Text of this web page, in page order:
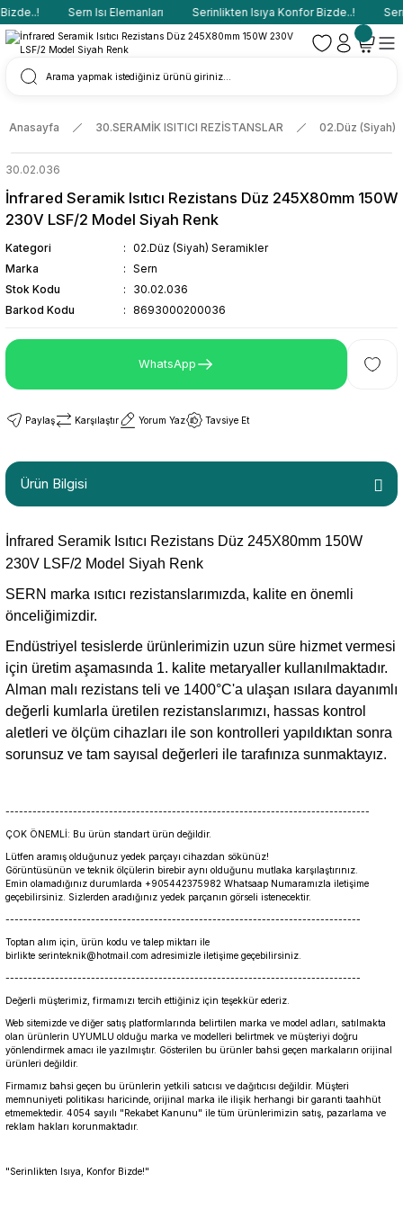
Sern Isı Elemanları Serinlikten Isıya Konfor Bizde..!
Anasayfa 30.SERAMİK ISITICI REZİSTANSLAR 02.Düz (Siyah)
30.02.036
İnfrared Seramik Isıtıcı Rezistans Düz 245X80mm 150W
230V LSF/2 Model Siyah Renk
Kategori
02.Düz (Siyah) Seramikler
Marka
Sern
Stok Kodu
30.02.036
Barkod Kodu
8693000200036
WhatsApp
Paylaş Karşılaştır Yorum Yaz Tavsiye Et
Ürün Bilgisi
İnfrared Seramik Isıtıcı Rezistans Düz 245X80mm 150W
230V LSF/2 Model Siyah Renk
SERN marka ısıtıcı rezistanslarımızda, kalite en önemli
önceliğimizdir.
Endüstriyel tesislerde ürünlerimizin uzun süre hizmet vermesi
için üretim aşamasında 1. kalite metaryaller kullanılmaktadır.
Alman malı rezistans teli ve 1400°C'a ulaşan ısılara dayanımlı
değerli kumlarla üretilen rezistanslarımızı, hassas kontrol
aletleri ve ölçüm cihazları ile son kontrolleri yapıldıktan sonra
sorunsuz ve tam sayısal değerleri ile tarafınıza sunmaktayız.
---------------------------------------------------------------------------------
ÇOK ÖNEMLİ: Bu ürün standart ürün değildir.
Lütfen aramış olduğunuz yedek parçayı cihazdan sökünüz!
Görüntüsünün ve teknik ölçülerin birebir aynı olduğunu mutlaka karşılaştırınız.
Emin olamadığınız durumlarda +905442375982 Whatsaap Numaramızla iletişime
geçebilirsiniz. Sizlerden aradığınız yedek parçanın görseli istenecektir.
-------------------------------------------------------------------------------
Toptan alım için, ürün kodu ve talep miktarı ile
birlikte serinteknik@hotmail.com adresimizle iletişime geçebilirsiniz.
-------------------------------------------------------------------------------
Değerli müşterimiz, firmamızı tercih ettiğiniz için teşekkür ederiz.
Web sitemizde ve diğer satış platformlarında belirtilen marka ve model adları, satılmakta
olan ürünlerin UYUMLU olduğu marka ve modelleri belirtmek ve müşteriyi doğru
yönlendirmek amacı ile yazılmıştır. Gösterilen bu ürünler bahsi geçen markaların orijinal
ürünleri değildir.
Firmamız bahsi geçen bu ürünlerin yetkili satıcısı ve dağıtıcısı değildir. Müşteri
memnuniyeti politikası haricinde, orijinal marka ile ilişik herhangi bir garanti taahhüt
etmemektedir. 4054 sayılı "Rekabet Kanunu" ile tüm ürünlerimizin satış, pazarlama ve
reklam hakları korunmaktadır.
"Serinlikten Isıya, Konfor Bizde!"